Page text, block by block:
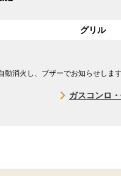
グリル
動消火し、ブザーでお知らせしま
ガスコンロ